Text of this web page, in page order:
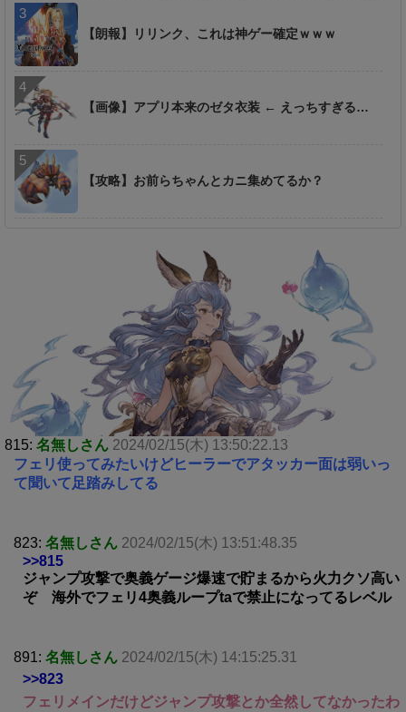
【朗報】リリンク、これは神ゲー確定ｗｗｗ
【画像】アプリ本来のゼタ衣装 ← えっちすぎる…
【攻略】お前らちゃんとカニ集めてるか？
815: 名無しさん 2024/02/15(木) 13:50:22.13
フェリ使ってみたいけどヒーラーでアタッカー面は弱いっ
て聞いて足踏みしてる
823: 名無しさん 2024/02/15(木) 13:51:48.35
>>815
ジャンプ攻撃で奥義ゲージ爆速で貯まるから火力クソ高い
ぞ 海外でフェリ4奥義ループtaで禁止になってるレベル
891: 名無しさん 2024/02/15(木) 14:15:25.31
>>823
フェリメインだけどジャンプ攻撃とか全然してなかったわ